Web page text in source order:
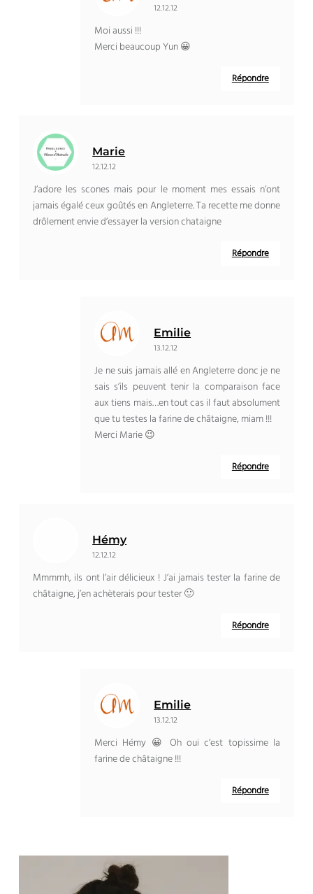
12.12.12
Moi aussi !!!
Merci beaucoup Yun 😀
Répondre
Marie
12.12.12
J’adore les scones mais pour le moment mes essais n’ont
jamais égalé ceux goûtés en Angleterre. Ta recette me donne
drôlement envie d’essayer la version chataigne
Répondre
Emilie
13.12.12
Je ne suis jamais allé en Angleterre donc je ne
sais s’ils peuvent tenir la comparaison face
aux tiens mais…en tout cas il faut absolument
que tu testes la farine de châtaigne, miam !!!
Merci Marie 😉
Répondre
Hémy
12.12.12
Mmmmh, ils ont l’air délicieux ! J’ai jamais tester la farine de
châtaigne, j’en achèterais pour tester 🙂
Répondre
Emilie
13.12.12
Merci Hémy 😀 Oh oui c’est topissime la
farine de châtaigne !!!
Répondre